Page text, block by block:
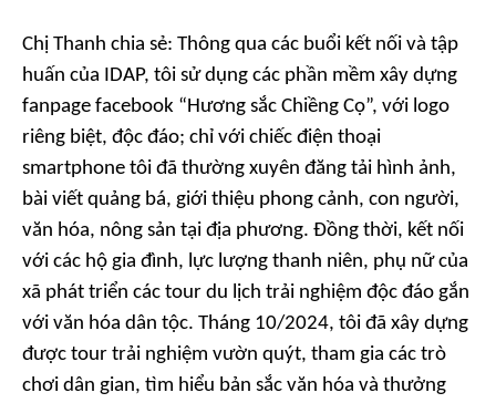
Chị Thanh chia sẻ: Thông qua các buổi kết nối và tập
huấn của IDAP, tôi sử dụng các phần mềm xây dựng
fanpage facebook “Hương sắc Chiềng Cọ”, với logo
riêng biệt, độc đáo; chỉ với chiếc điện thoại
smartphone tôi đã thường xuyên đăng tải hình ảnh,
bài viết quảng bá, giới thiệu phong cảnh, con người,
văn hóa, nông sản tại địa phương. Đồng thời, kết nối
với các hộ gia đình, lực lượng thanh niên, phụ nữ của
xã phát triển các tour du lịch trải nghiệm độc đáo gắn
với văn hóa dân tộc. Tháng 10/2024, tôi đã xây dựng
được tour trải nghiệm vườn quýt, tham gia các trò
chơi dân gian, tìm hiểu bản sắc văn hóa và thưởng